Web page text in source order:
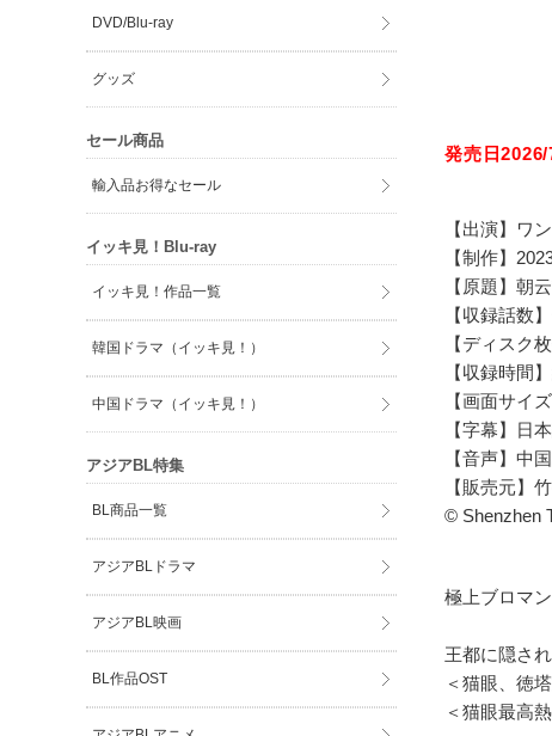
発売日2026/
【出演】ワ
【制作】
【原題
【収録話数
【ディスク
【収録時間
【画面サイ
【字幕】日
【音声】中
【販売元】
© Shenzhen
極上ブロマ
王都に隠さ
＜猫眼、徳
＜猫眼最高
DVD/Blu-ray
グッズ
セール商品
輸入品お得なセール
イッキ見！Blu-ray
イッキ見！作品一覧
韓国ドラマ（イッキ見！）
中国ドラマ（イッキ見！）
アジアBL特集
BL商品一覧
アジアBLドラマ
アジアBL映画
BL作品OST